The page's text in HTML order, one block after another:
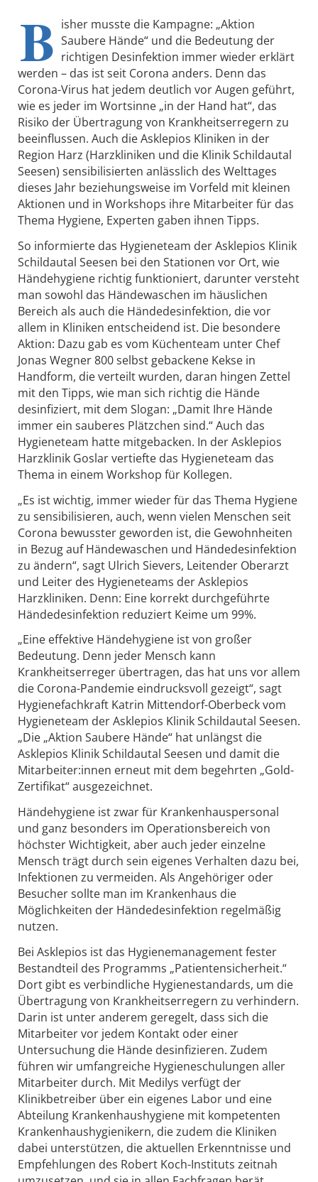
B isher musste die Kampagne: „Aktion
Saubere Hände“ und die Bedeutung der
richtigen Desinfektion immer wieder erklärt
werden – das ist seit Corona anders. Denn das
Corona-Virus hat jedem deutlich vor Augen geführt,
wie es jeder im Wortsinne „in der Hand hat“, das
Risiko der Übertragung von Krankheitserregern zu
beeinflussen. Auch die Asklepios Kliniken in der
Region Harz (Harzkliniken und die Klinik Schildautal
Seesen) sensibilisierten anlässlich des Welttages
dieses Jahr beziehungsweise im Vorfeld mit kleinen
Aktionen und in Workshops ihre Mitarbeiter für das
Thema Hygiene, Experten gaben ihnen Tipps.
So informierte das Hygieneteam der Asklepios Klinik
Schildautal Seesen bei den Stationen vor Ort, wie
Händehygiene richtig funktioniert, darunter versteht
man sowohl das Händewaschen im häuslichen
Bereich als auch die Händedesinfektion, die vor
allem in Kliniken entscheidend ist. Die besondere
Aktion: Dazu gab es vom Küchenteam unter Chef
Jonas Wegner 800 selbst gebackene Kekse in
Handform, die verteilt wurden, daran hingen Zettel
mit den Tipps, wie man sich richtig die Hände
desinfiziert, mit dem Slogan: „Damit Ihre Hände
immer ein sauberes Plätzchen sind.“ Auch das
Hygieneteam hatte mitgebacken. In der Asklepios
Harzklinik Goslar vertiefte das Hygieneteam das
Thema in einem Workshop für Kollegen.
„Es ist wichtig, immer wieder für das Thema Hygiene
zu sensibilisieren, auch, wenn vielen Menschen seit
Corona bewusster geworden ist, die Gewohnheiten
in Bezug auf Händewaschen und Händedesinfektion
zu ändern“, sagt Ulrich Sievers, Leitender Oberarzt
und Leiter des Hygieneteams der Asklepios
Harzkliniken. Denn: Eine korrekt durchgeführte
Händedesinfektion reduziert Keime um 99%.
„Eine effektive Händehygiene ist von großer
Bedeutung. Denn jeder Mensch kann
Krankheitserreger übertragen, das hat uns vor allem
die Corona-Pandemie eindrucksvoll gezeigt“, sagt
Hygienefachkraft Katrin Mittendorf-Oberbeck vom
Hygieneteam der Asklepios Klinik Schildautal Seesen.
„Die „Aktion Saubere Hände“ hat unlängst die
Asklepios Klinik Schildautal Seesen und damit die
Mitarbeiter:innen erneut mit dem begehrten „Gold-
Zertifikat“ ausgezeichnet.
Händehygiene ist zwar für Krankenhauspersonal
und ganz besonders im Operationsbereich von
höchster Wichtigkeit, aber auch jeder einzelne
Mensch trägt durch sein eigenes Verhalten dazu bei,
Infektionen zu vermeiden. Als Angehöriger oder
Besucher sollte man im Krankenhaus die
Möglichkeiten der Händedesinfektion regelmäßig
nutzen.
Bei Asklepios ist das Hygienemanagement fester
Bestandteil des Programms „Patientensicherheit.“
Dort gibt es verbindliche Hygienestandards, um die
Übertragung von Krankheitserregern zu verhindern.
Darin ist unter anderem geregelt, dass sich die
Mitarbeiter vor jedem Kontakt oder einer
Untersuchung die Hände desinfizieren. Zudem
führen wir umfangreiche Hygieneschulungen aller
Mitarbeiter durch. Mit Medilys verfügt der
Klinikbetreiber über ein eigenes Labor und eine
Abteilung Krankenhaushygiene mit kompetenten
Krankenhaushygienikern, die zudem die Kliniken
dabei unterstützen, die aktuellen Erkenntnisse und
Empfehlungen des Robert Koch-Instituts zeitnah